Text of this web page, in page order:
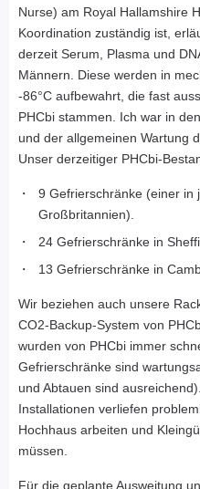
Nurse) am Royal Hallamshire
Koordination zuständig ist,
derzeit Serum, Plasma und
Männern. Diese werden in
-86°C aufbewahrt, die fast
PHCbi stammen. Ich war in
und der allgemeinen Wartung
Unser derzeitiger PHCbi-
9 Gefrierschränke (einer in
Großbritannien).
24 Gefrierschränke in
13 Gefrierschränke in
Wir beziehen auch unsere
CO2-Backup-System von
wurden von PHCbi immer
Gefrierschränke sind
und Abtauen sind
Installationen verliefen
Hochhaus arbeiten und
müssen.
Für die geplante Ausweitung